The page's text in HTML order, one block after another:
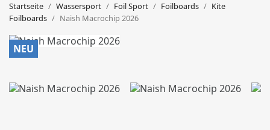
Startseite Wassersport Foil Sport Foilboards
Kite
Foilboards
Naish Macrochip 2026
NEU